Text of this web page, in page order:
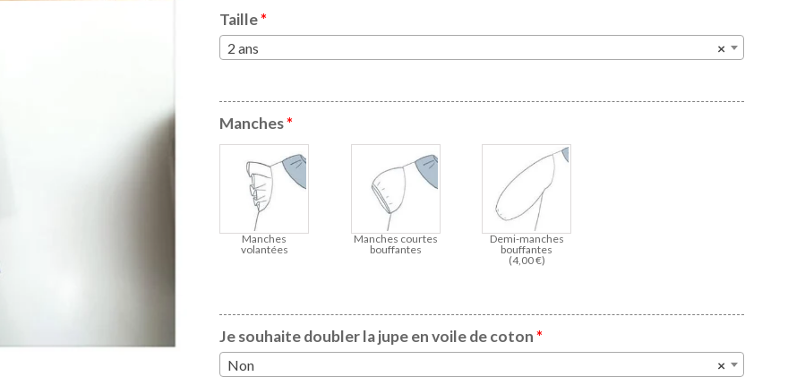
Taille*
×
2 ans
Manches*
Manches
volantées
Manches courtes
bouffantes
Demi-manches
bouffantes
(4,00€)
Je souhaite doubler la jupe en voile de coton*
×
Non